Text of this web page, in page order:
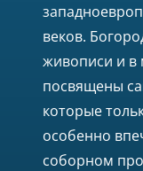
веков.
живописи и в
посвящены
которые
особенно
соборном